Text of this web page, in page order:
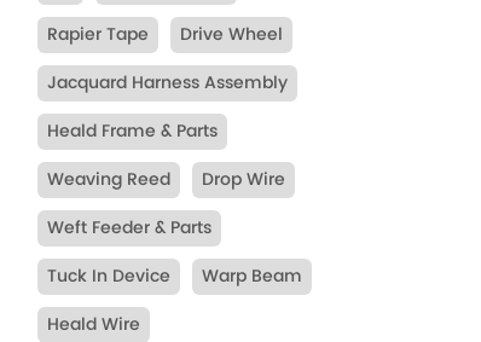
Rapier Tape
Drive Wheel
Jacquard Harness Assembly
Heald Frame & Parts
Weaving Reed
Drop Wire
Weft Feeder & Parts
Tuck In Device
Warp Beam
Heald Wire